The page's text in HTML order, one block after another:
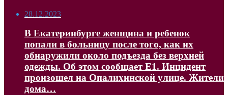
28.12.2023
В Екатеринбурге женщина и ребенок
попали в больницу после того, как их
обнаружили около подъезда без верхней
одежды. Об этом сообщает Е1. Инцидент
произошел на Опалихинской улице. Жители
дома…